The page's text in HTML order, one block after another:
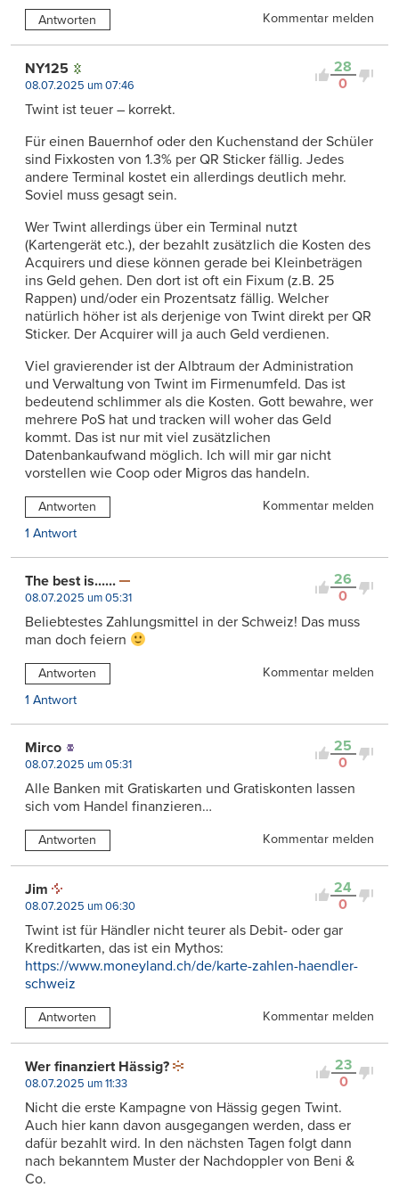
Antworten Kommentar melden
28
0
NY125
08.07.2025 um 07:46
Twint ist teuer – korrekt.
Für einen Bauernhof oder den Kuchenstand der Schüler
sind Fixkosten von 1.3% per QR Sticker fällig. Jedes
andere Terminal kostet ein allerdings deutlich mehr.
Soviel muss gesagt sein.
Wer Twint allerdings über ein Terminal nutzt
(Kartengerät etc.), der bezahlt zusätzlich die Kosten des
Acquirers und diese können gerade bei Kleinbeträgen
ins Geld gehen. Den dort ist oft ein Fixum (z.B. 25
Rappen) und/oder ein Prozentsatz fällig. Welcher
natürlich höher ist als derjenige von Twint direkt per QR
Sticker. Der Acquirer will ja auch Geld verdienen.
Viel gravierender ist der Albtraum der Administration
und Verwaltung von Twint im Firmenumfeld. Das ist
bedeutend schlimmer als die Kosten. Gott bewahre, wer
mehrere PoS hat und tracken will woher das Geld
kommt. Das ist nur mit viel zusätzlichen
Datenbankaufwand möglich. Ich will mir gar nicht
vorstellen wie Coop oder Migros das handeln.
Antworten
Kommentar melden
1 Antwort
26
0
The best is......
08.07.2025 um 05:31
Beliebtestes Zahlungsmittel in der Schweiz! Das muss
man doch feiern
Antworten
Kommentar melden
1 Antwort
25
0
Mirco
08.07.2025 um 05:31
Alle Banken mit Gratiskarten und Gratiskonten lassen
sich vom Handel finanzieren…
Antworten Kommentar melden
24
0
Jim
08.07.2025 um 06:30
Twint ist für Händler nicht teurer als Debit- oder gar
Kreditkarten, das ist ein Mythos:
https://www.moneyland.ch/de/karte-zahlen-haendler-
schweiz
Antworten Kommentar melden
23
0
Wer finanziert Hässig?
08.07.2025 um 11:33
Nicht die erste Kampagne von Hässig gegen Twint.
Auch hier kann davon ausgegangen werden, dass er
dafür bezahlt wird. In den nächsten Tagen folgt dann
nach bekanntem Muster der Nachdoppler von Beni &
Co.